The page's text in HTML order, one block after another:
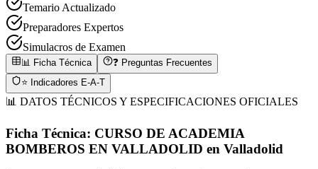
Temario Actualizado
Preparadores Expertos
Simulacros de Examen
📊 Ficha Técnica
❓ Preguntas Frecuentes
⭐ Indicadores E-A-T
📊 DATOS TÉCNICOS Y ESPECIFICACIONES OFICIALES
Ficha Técnica: CURSO DE ACADEMIA
BOMBEROS EN VALLADOLID en Valladolid